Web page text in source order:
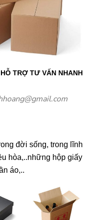
TRỢ TƯ VẤN NHANH
đời sống, trong lĩnh
hòa,..những hộp giấy
áo,..